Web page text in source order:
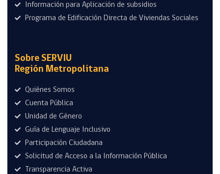
Información para Aplicación de subsidios
Programa de Edificación Directa de Viviendas Sociales
Sobre SERVIU
Región Metropolitana
Quiénes Somos
Cuenta Pública
Unidad de Género
Guía de Lenguaje Inclusivo
Participación Ciudadana
Solicitud de Acceso a la Información Pública
Transparencia Activa